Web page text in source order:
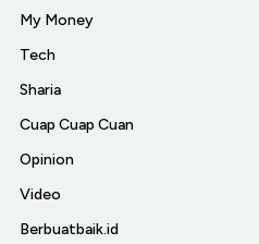
My Money
Tech
Sharia
Cuap Cuap Cuan
Opinion
Video
Berbuatbaik.id